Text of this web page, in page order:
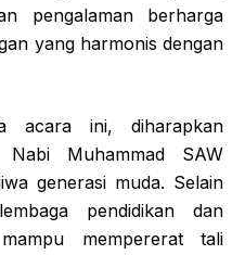
pengalaman berharga
yang harmonis dengan
acara ini, diharapkan
Muhammad SAW
generasi muda. Selain
pendidikan dan
mempererat tali